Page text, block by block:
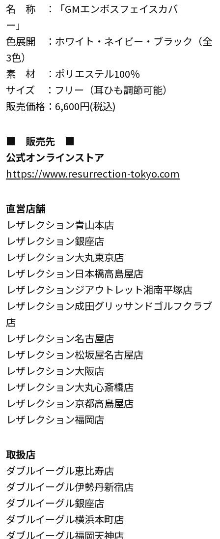
名 称 ：「GMエンボスフェイスカバ
ー」
色展開 ：ホワイト・ネイビー・ブラック（全
3色）
素 材 ：ポリエステル100％
サイズ ：フリー（耳ひも調節可能）
販売価格：6,600円(税込)
■ 販売先 ■
公式オンラインストア
https://www.resurrection-tokyo.com
直営店舗
レザレクション青山本店
レザレクション銀座店
レザレクション大丸東京店
レザレクション日本橋高島屋店
レザレクションジアウトレット湘南平塚店
レザレクション成田グリッサンドゴルフクラブ
店
レザレクション名古屋店
レザレクション松坂屋名古屋店
レザレクション大阪店
レザレクション大丸心斎橋店
レザレクション京都高島屋店
レザレクション福岡店
取扱店
ダブルイーグル恵比寿店
ダブルイーグル伊勢丹新宿店
ダブルイーグル銀座店
ダブルイーグル横浜本町店
ダブルイーグル福岡天神店